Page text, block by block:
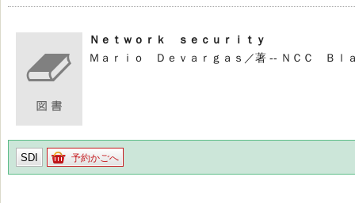
Ｎｅｔｗｏｒｋ ｓｅｃｕｒｉｔｙ
Ｍａｒｉｏ Ｄｅｖａｒｇａｓ／著 -- ＮＣＣ Ｂｌ
SDI 予約かごへ